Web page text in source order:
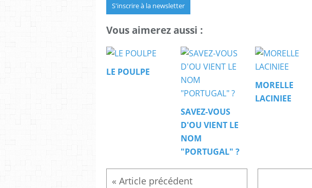
S'inscrire à la newsletter
Vous aimerez aussi :
LE POULPE
SAVEZ-VOUS
D'OU VIENT LE
NOM
"PORTUGAL" ?
MORELLE
LACINIEE